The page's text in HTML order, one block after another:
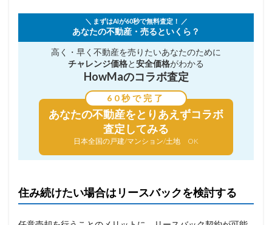
＼ まずはAIが60秒で無料査定！ ／
あなたの不動産・売るといくら？
高く・早く不動産を売りたいあなたのために
チャレンジ価格と安全価格がわかる
HowMaのコラボ査定
60秒で完了
あなたの不動産をとりあえずコラボ
査定してみる
日本全国の戸建/マンション/土地 OK
住み続けたい場合はリースバックを検討する